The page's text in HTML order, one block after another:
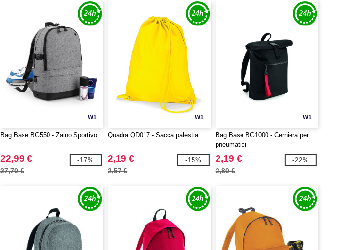
W1
Bag Base BG550 - Zaino Sportivo
22,99 €
27,70 €
-17%
W1
Quadra QD017 - Sacca palestra
2,19 €
2,57 €
-15%
W1
Bag Base BG1000 - Cerniera per
pneumatici
2,19 €
2,80 €
-22%